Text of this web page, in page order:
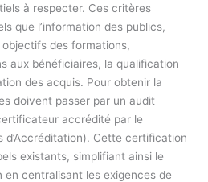
à respecter. Ces critères
que l’information des publics,
des formations,
aux bénéficiaires, la qualification
des acquis. Pour obtenir la
doivent passer par un audit
accrédité par le
d’Accréditation). Cette certification
existants, simplifiant ainsi le
centralisant les exigences de